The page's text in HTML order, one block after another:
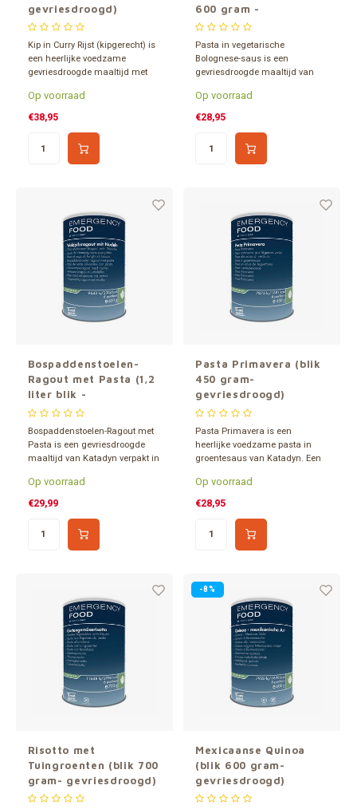
gevriesdroogd)
Kip in Curry Rijst (kipgerecht) is
een heerlijke voedzame
gevriesdroogde maaltijd met
1,2 liter blik. 15 jaar houdbaar.
Inhoud goed voor 6 porties.
Op voorraad
€38,95
600 gram -
gevriesdroogd)
Pasta in vegetarische
Bolognese-saus is een
gevriesdroogde maaltijd van
blik. Minimaal 15 jaar
houdbaar. Inhoud goed voor 6
porties. Geschikt voor
vegetariërs.
Op voorraad
€28,95
Bospaddenstoelen-
Ragout met Pasta (1,2
liter blik -
gevriesdroogd)
Bospaddenstoelen-Ragout met
Pasta is een gevriesdroogde
maaltijd van Katadyn verpakt in
jaar houdbaar. Inhoud goed
voor 6 porties. Geschikt voor
vegetariërs.
Op voorraad
€29,99
Pasta Primavera (blik
450 gram-
gevriesdroogd)
Pasta Primavera is een
heerlijke voedzame pasta in
groentesaus van Katadyn. Een
maaltijd met veel groentes. .
Verpakt in een 1,2 liter blik en
ca. 15 jaar houdbaar. Inhoud
goed voor 4 porties.
Op voorraad
€28,95
Risotto met
Tuingroenten (blik 700
gram- gevriesdroogd)
-8%
Mexicaanse Quinoa
(blik 600 gram-
gevriesdroogd)